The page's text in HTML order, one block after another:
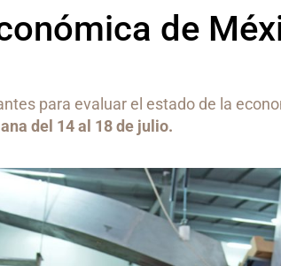
de
para evaluar el estado de la
del 14 al 18 de julio.